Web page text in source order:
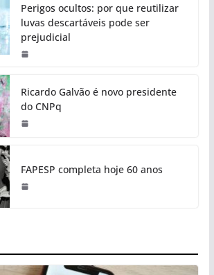
Perigos ocultos: por que reutilizar
luvas descartáveis pode ser
prejudicial
Ricardo Galvão é novo presidente
do CNPq
FAPESP completa hoje 60 anos